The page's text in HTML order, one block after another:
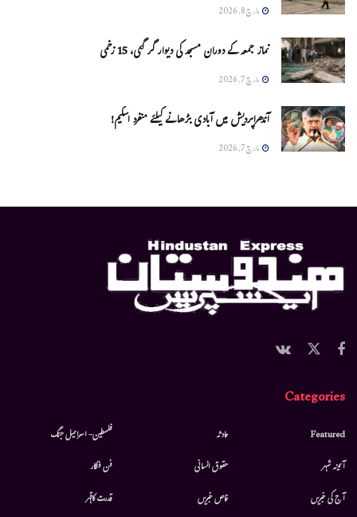
مارچ 8, 2026
نماز جمعہ کے دوران مسجد کی دیوار گر گئی، 15 زخمی
مارچ 7, 2026
آندھراپردیش میں آبادی بڑھانے کیلئے منفرد اسکیم!
مارچ 7, 2026
Categories
Featured
آئینہ شہر
آج کی خبریں
حادثہ
حقوق انسانی
خاص خبریں
فلسطین- اسرائیل جنگ
فن فنکار
قدرت کاقہر